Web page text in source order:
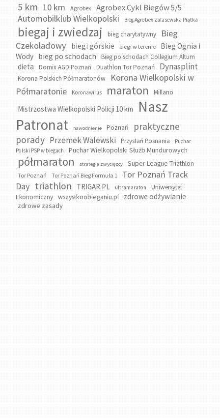
5 km 10 km Agrobex Agrobex Cykl Biegów 5/5
Automobilklub Wielkopolski Bieg Agrobex zalasewska Piątka
biegaj i zwiedzaj bieg charytatywny
Bieg
Czekoladowy
biegi górskie biegi w terenie
Bieg Ognia i
Wody bieg po schodach Bieg po schodach Collegium Altum
dieta Domix AGD Poznań Duathlon Tor Poznań Dynasplint
Korona Polskich Półmaratonów
Korona Wielkopolski w
Półmaratonie
Koronawirus maraton Millano
Mistrzostwa Wielkopolski Policji 10 km
Nasz
Patronat
nawodnienie Poznań
praktyczne
porady Przemek Walewski Przystań Posnania
Puchar
Polski PSP w biegach
Puchar Wielkopolski Służb Mundurowych
półmaraton strategia zwycięzcy Super League Triathlon
Tor Poznań Tor Poznań Bieg Formuła 1
Tor Poznań Track
Day triathlon TRIGAR.PL ultramaraton
Uniwersytet
Ekonomiczny
wszystkoobieganiu.pl zdrowe odżywianie
zdrowe zasady